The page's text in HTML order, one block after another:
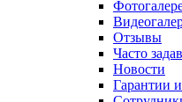
Отзывы
Часто
Новости
Гарантии